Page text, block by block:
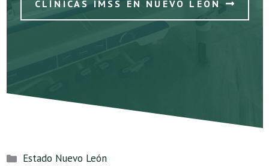
CLÍNICAS IMSS EN NUEVO LEÓN
Categorías
Estado Nuevo León